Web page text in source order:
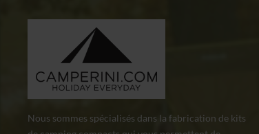
Nous sommes spécialisés dans la fabrication de kits